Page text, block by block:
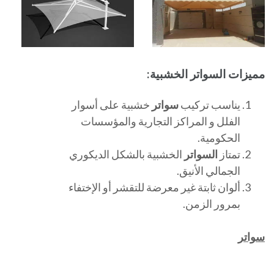
مميزات السواتر الخشبية:
يناسب تركيبسواتر خشبية على أسوار
الفلل و المراكز التجارية والمؤسسات
الحكومية.
تمتاز السواتر الخشبية بالشكل الديكوري
الجمالي الأنيق.
ألوان ثابتة غير معرضة للتقشر أو الإختفاء
بمرور الزمن.
سواتر